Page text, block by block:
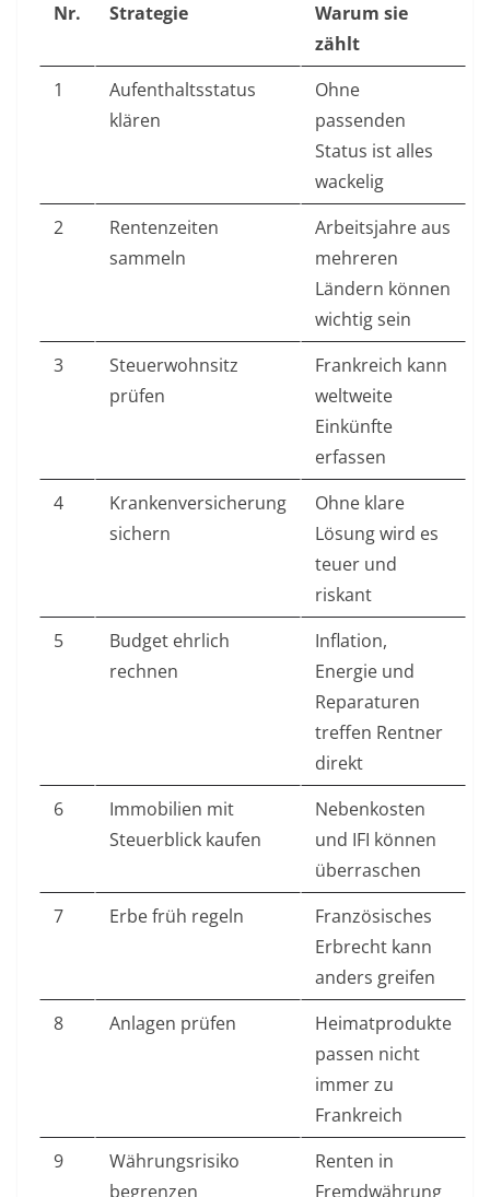
Nr. Strategie
Warum sie
zählt
1
Aufenthaltsstatus
klären
Ohne
passenden
Status ist alles
wackelig
2
Rentenzeiten
sammeln
Arbeitsjahre aus
mehreren
Ländern können
wichtig sein
3
Steuerwohnsitz
prüfen
Frankreich kann
weltweite
Einkünfte
erfassen
4
Krankenversicherung
sichern
Ohne klare
Lösung wird es
teuer und
riskant
5
Budget ehrlich
rechnen
Inflation,
Energie und
Reparaturen
treffen Rentner
direkt
6
Immobilien mit
Steuerblick kaufen
Nebenkosten
und IFI können
überraschen
7
Erbe früh regeln
Französisches
Erbrecht kann
anders greifen
8
Anlagen prüfen
Heimatprodukte
passen nicht
immer zu
Frankreich
9
Währungsrisiko
begrenzen
Renten in
Fremdwährung